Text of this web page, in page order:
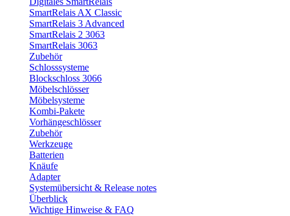
SmartRelais AX Classic
SmartRelais 3 Advanced
SmartRelais 2 3063
SmartRelais 3063
Zubehör
Schlosssysteme
Blockschloss 3066
Möbelschlösser
Möbelsysteme
Kombi-Pakete
Vorhängeschlösser
Zubehör
Werkzeuge
Batterien
Knäufe
Adapter
Systemübersicht & Release notes
Überblick
Wichtige Hinweise & FAQ